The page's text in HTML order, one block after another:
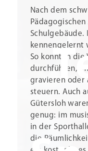
Nach dem
kennengelernt
So konnten die
durchführen,
gravieren oder
steuern. Auch
Gütersloh
genug: im
in der
die